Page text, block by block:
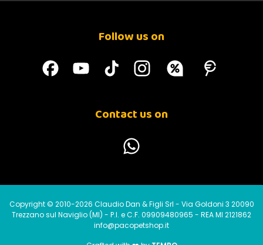
Follow us on
Contact us on
Copyright © 2010-2026 Claudio Dan & Figli Srl - Via Goldoni 3 20090
Trezzano sul Naviglio (MI) - P.I. e C.F. 09909480965 - REA MI 2121862
info@pacopetshop.it